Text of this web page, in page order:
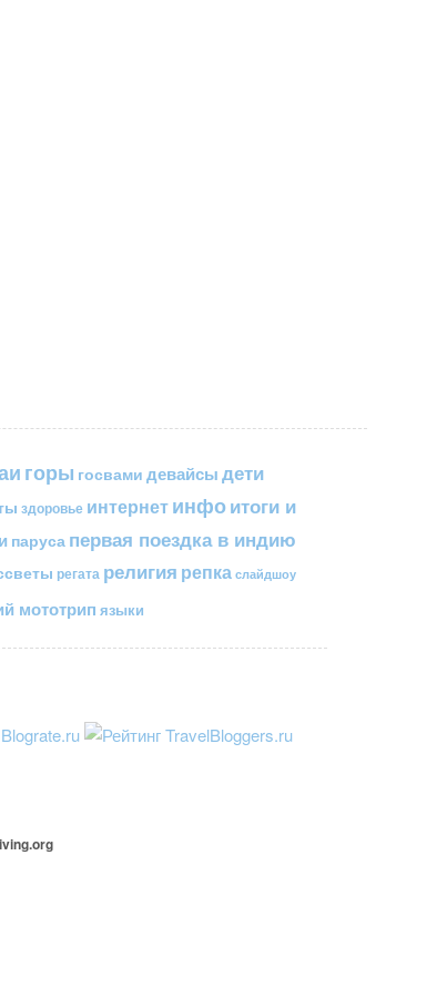
горы госвами девайсы дети
здоровье интернетинфоитоги и
паруса первая поездка в индию
регата религия репка слайдшоу
мототрип языки
.org